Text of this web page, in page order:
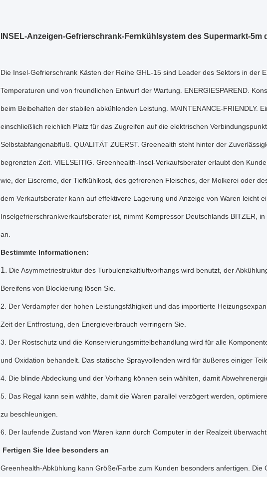
INSEL-Anzeigen-Gefrierschrank-Fernkühlsystem des Supermarkt-5m
Die Insel-Gefrierschrank Kästen der Reihe GHL-15 sind Leader des Sektors in der
Temperaturen und von freundlichen Entwurf der Wartung. ENERGIESPAREND.
beim Beibehalten der stabilen abkühlenden Leistung. MAINTENANCE-FRIENDLY.
einschließlich reichlich Platz für das Zugreifen auf die elektrischen
Selbstabfangenabfluß. QUALITÄT ZUERST. Greenealth steht hinter der
begrenzten Zeit. VIELSEITIG. Greenhealth-Insel-Verkaufsberater erlaubt den
wie, der Eiscreme, der Tiefkühlkost, des gefrorenen Fleisches, der Molkerei oder
dem Verkaufsberater kann auf effektivere Lagerung und Anzeige von Waren leicht
Inselgefrierschrankverkaufsberater ist, nimmt Kompressor Deutschlands BITZER,
an.
Bestimmte Informationen:
1. Die Asymmetriestruktur des Turbulenzkaltluftvorhangs wird benutzt, der
Bereifens von Blockierung lösen Sie.
2. Der Verdampfer der hohen Leistungsfähigkeit und das importierte
Zeit der Entfrostung, den Energieverbrauch verringern Sie.
3. Der Rostschutz und die Konservierungsmittelbehandlung wird für alle
und Oxidation behandelt. Das statische Sprayvollenden wird für äußeres einiger
4. Die blinde Abdeckung und der Vorhang können sein wählten, damit
5. Das Regal kann sein wählte, damit die Waren parallel verzögert werden,
zu beschleunigen.
6. Der laufende Zustand von Waren kann durch Computer in der Realzeit überwacht
Fertigen Sie Idee besonders an
Greenhealth-Abkühlung kann Größe/Farbe zum Kunden besonders anfertigen.